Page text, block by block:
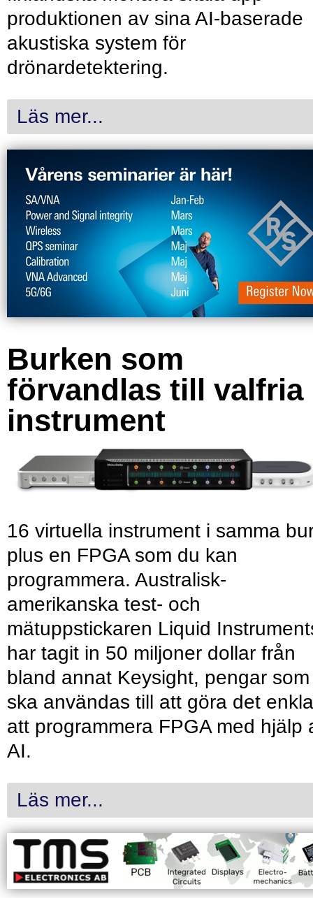
produktionen av sina AI-baserade
akustiska system för
drönardetektering.
Läs mer...
Burken som
förvandlas till valfria
instrument
16 virtuella instrument i samma
plus en FPGA som du kan
programmera. Australisk-
amerikanska test- och
mätuppstickaren Liquid
har tagit in 50 miljoner dollar från
bland annat Keysight, pengar som
ska användas till att göra det
att programmera FPGA med hjälp
AI.
Läs mer...